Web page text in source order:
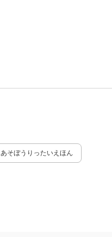
そぼうりったいえほん